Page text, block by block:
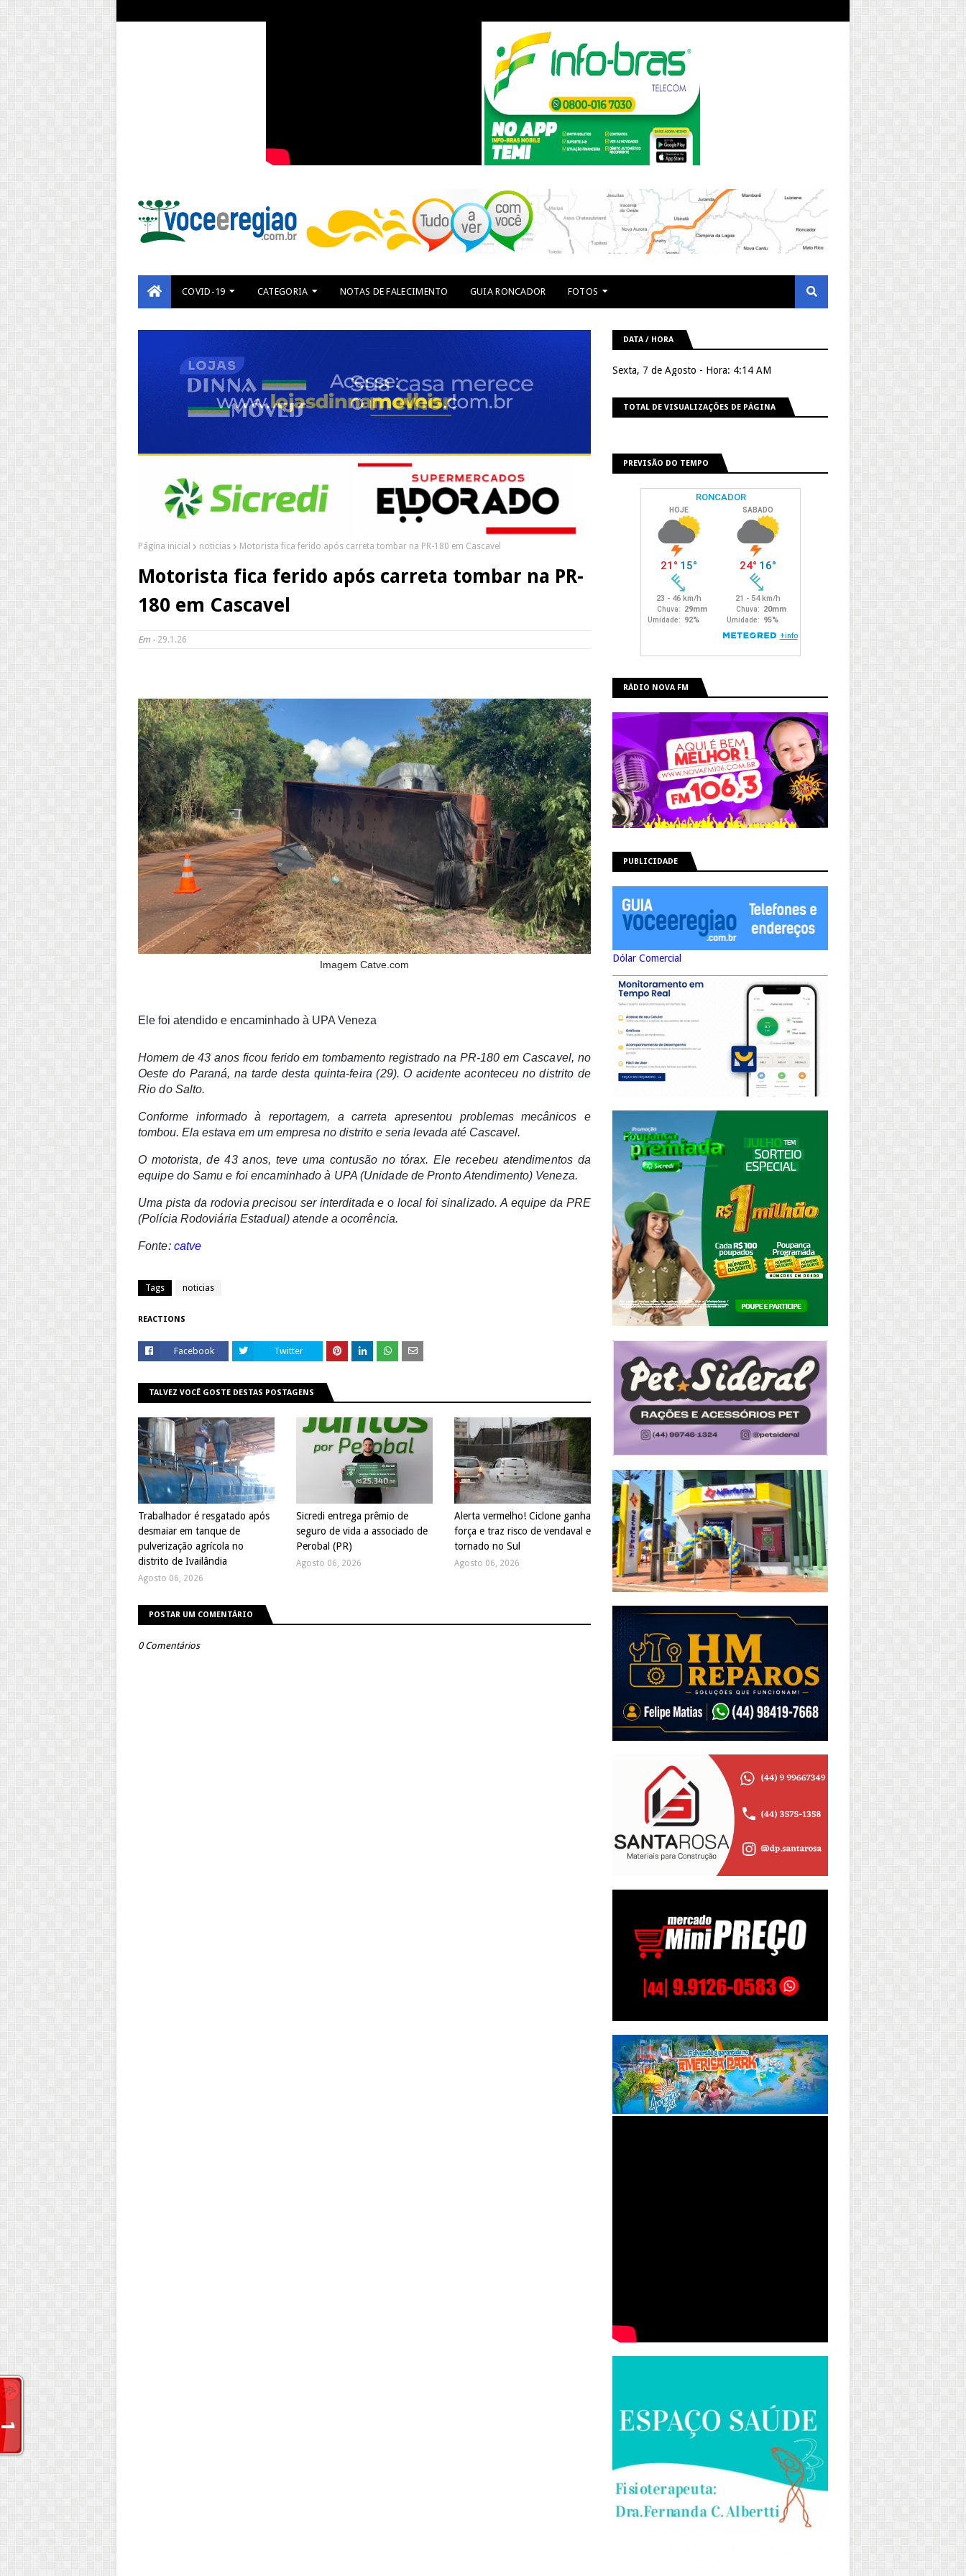
COVID-19 CATEGORIA NOTAS DE FALECIMENTO GUIA RONCADOR FOTOS
Página inicial noticias Motorista fica ferido após carreta tombar na PR-180 em Cascavel
Motorista fica ferido após carreta tombar na PR-
180 em Cascavel
Em - 29.1.26
Imagem Catve.com
Ele foi atendido e encaminhado à UPA Veneza
Homem de 43 anos ficou ferido em tombamento registrado na PR-180 em Cascavel, no
Oeste do Paraná, na tarde desta quinta-feira (29). O acidente aconteceu no distrito de
Rio do Salto.
Conforme informado à reportagem, a carreta apresentou problemas mecânicos e
tombou. Ela estava em um empresa no distrito e seria levada até Cascavel.
O motorista, de 43 anos, teve uma contusão no tórax. Ele recebeu atendimentos da
equipe do Samu e foi encaminhado à UPA (Unidade de Pronto Atendimento) Veneza.
Uma pista da rodovia precisou ser interditada e o local foi sinalizado. A equipe da PRE
(Polícia Rodoviária Estadual) atende a ocorrência.
Fonte: catve
Tags noticias
REACTIONS
Facebook Twitter
TALVEZ VOCÊ GOSTE DESTAS POSTAGENS
Trabalhador é resgatado após
desmaiar em tanque de
pulverização agrícola no
distrito de Ivailândia
Agosto 06, 2026
Sicredi entrega prêmio de
seguro de vida a associado de
Perobal (PR)
Agosto 06, 2026
Alerta vermelho! Ciclone ganha
força e traz risco de vendaval e
tornado no Sul
Agosto 06, 2026
POSTAR UM COMENTÁRIO
0 Comentários
DATA / HORA
Sexta, 7 de Agosto - Hora: 4:14 AM
TOTAL DE VISUALIZAÇÕES DE PÁGINA
PREVISÃO DO TEMPO
RÁDIO NOVA FM
PUBLICIDADE
Dólar Comercial